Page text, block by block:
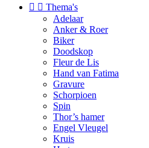
  Thema's
Adelaar
Anker & Roer
Biker
Doodskop
Fleur de Lis
Hand van Fatima
Gravure
Schorpioen
Spin
Thor’s hamer
Engel Vleugel
Kruis